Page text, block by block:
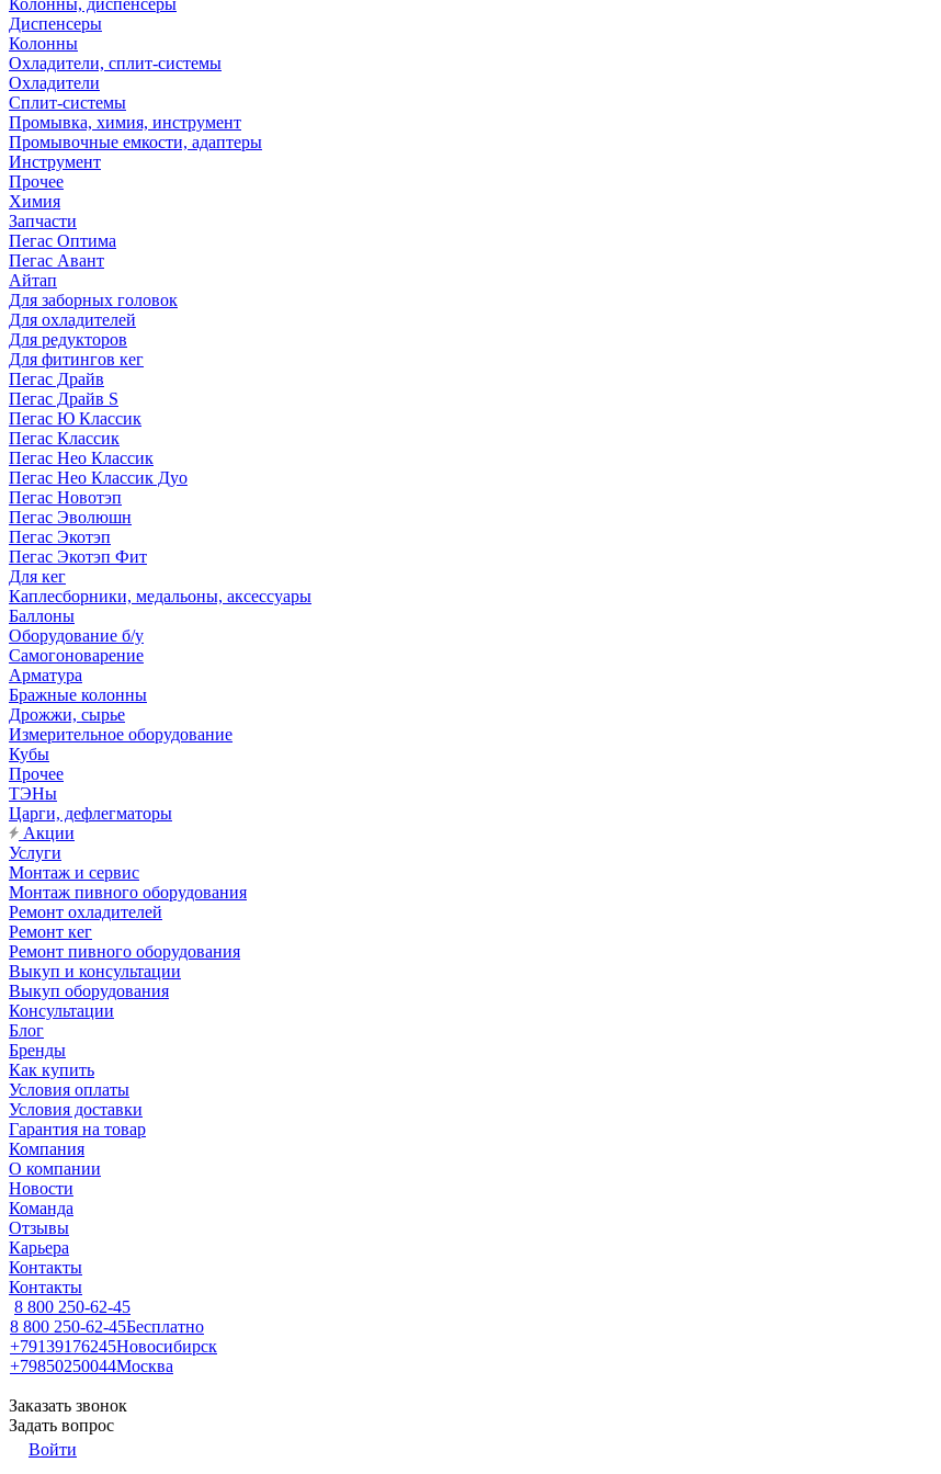
Колонны, диспенсеры
Диспенсеры
Колонны
Охладители, сплит-системы
Охладители
Сплит-системы
Промывка, химия, инструмент
Промывочные емкости, адаптеры
Инструмент
Прочее
Химия
Запчасти
Пегас Оптима
Пегас Авант
Айтап
Для заборных головок
Для охладителей
Для редукторов
Для фитингов кег
Пегас Драйв
Пегас Драйв S
Пегас Ю Классик
Пегас Классик
Пегас Нео Классик
Пегас Нео Классик Дуо
Пегас Новотэп
Пегас Эволюшн
Пегас Экотэп
Пегас Экотэп Фит
Для кег
Каплесборники, медальоны, аксессуары
Баллоны
Оборудование б/у
Самогоноварение
Арматура
Бражные колонны
Дрожжи, сырье
Измерительное оборудование
Кубы
Прочее
ТЭНы
Царги, дефлегматоры
Акции
Услуги
Монтаж и сервис
Монтаж пивного оборудования
Ремонт охладителей
Ремонт кег
Ремонт пивного оборудования
Выкуп и консультации
Выкуп оборудования
Консультации
Блог
Бренды
Как купить
Условия оплаты
Условия доставки
Гарантия на товар
Компания
О компании
Новости
Команда
Отзывы
Карьера
Контакты
Контакты
8 800 250-62-45
8 800 250-62-45Бесплатно
+79139176245Новосибирск
+79850250044Москва
Заказать звонок
Задать вопрос
Войти